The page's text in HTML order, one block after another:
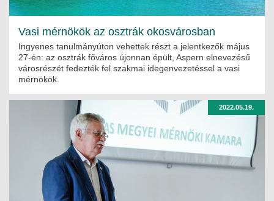
Vasi mérnökök az osztrák okosvárosban
Ingyenes tanulmányúton vehettek részt a jelentkezők május
27-én: az osztrák főváros újonnan épült, Aspern elnevezésű
városrészét fedezték fel szakmai idegenvezetéssel a vasi
mérnökök.
2022.05.19.